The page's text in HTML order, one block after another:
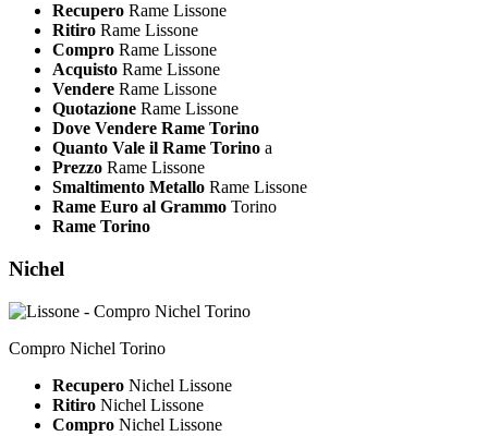
Recupero Rame Lissone
Ritiro Rame Lissone
Compro Rame Lissone
Acquisto Rame Lissone
Vendere Rame Lissone
Quotazione Rame Lissone
Dove Vendere Rame Torino
Quanto Vale il Rame Torino a
Prezzo Rame Lissone
Smaltimento Metallo Rame Lissone
Rame Euro al Grammo Torino
Rame Torino
Nichel
Compro Nichel Torino
Recupero Nichel Lissone
Ritiro Nichel Lissone
Compro Nichel Lissone